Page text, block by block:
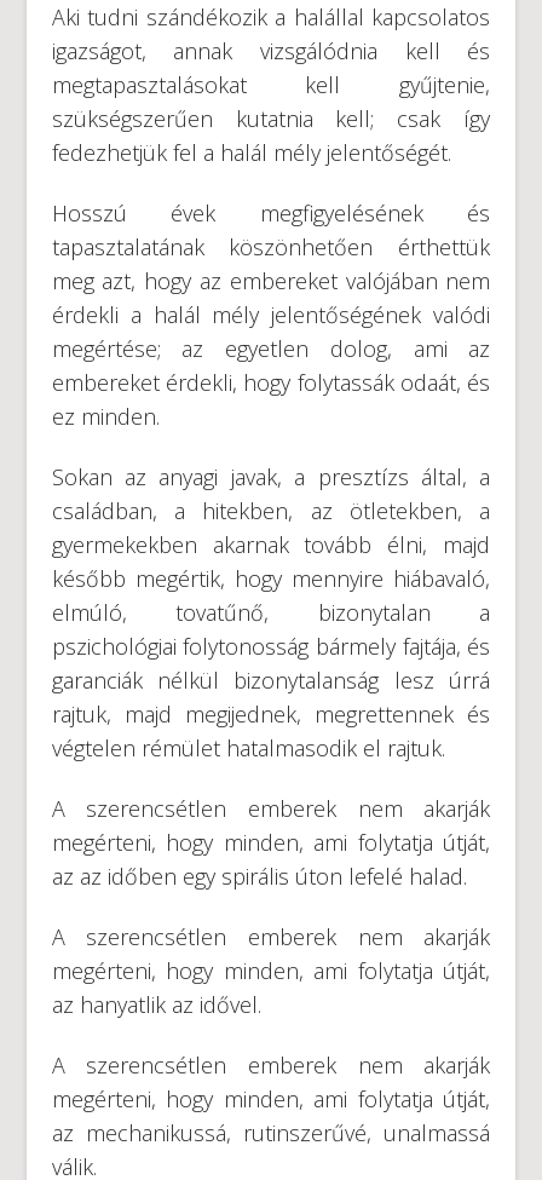
Aki tudni szándékozik a halállal kapcsolatos
igazságot, annak vizsgálódnia kell és
megtapasztalásokat kell gyűjtenie,
szükségszerűen kutatnia kell; csak így
fedezhetjük fel a halál mély jelentőségét.
Hosszú évek megfigyelésének és
tapasztalatának köszönhetően érthettük
meg azt, hogy az embereket valójában nem
érdekli a halál mély jelentőségének valódi
megértése; az egyetlen dolog, ami az
embereket érdekli, hogy folytassák odaát, és
ez minden.
Sokan az anyagi javak, a presztízs által, a
családban, a hitekben, az ötletekben, a
gyermekekben akarnak tovább élni, majd
később megértik, hogy mennyire hiábavaló,
elmúló, tovatűnő, bizonytalan a
pszichológiai folytonosság bármely fajtája, és
garanciák nélkül bizonytalanság lesz úrrá
rajtuk, majd megijednek, megrettennek és
végtelen rémület hatalmasodik el rajtuk.
A szerencsétlen emberek nem akarják
megérteni, hogy minden, ami folytatja útját,
az az időben egy spirális úton lefelé halad.
A szerencsétlen emberek nem akarják
megérteni, hogy minden, ami folytatja útját,
az hanyatlik az idővel.
A szerencsétlen emberek nem akarják
megérteni, hogy minden, ami folytatja útját,
az mechanikussá, rutinszerűvé, unalmassá
válik.